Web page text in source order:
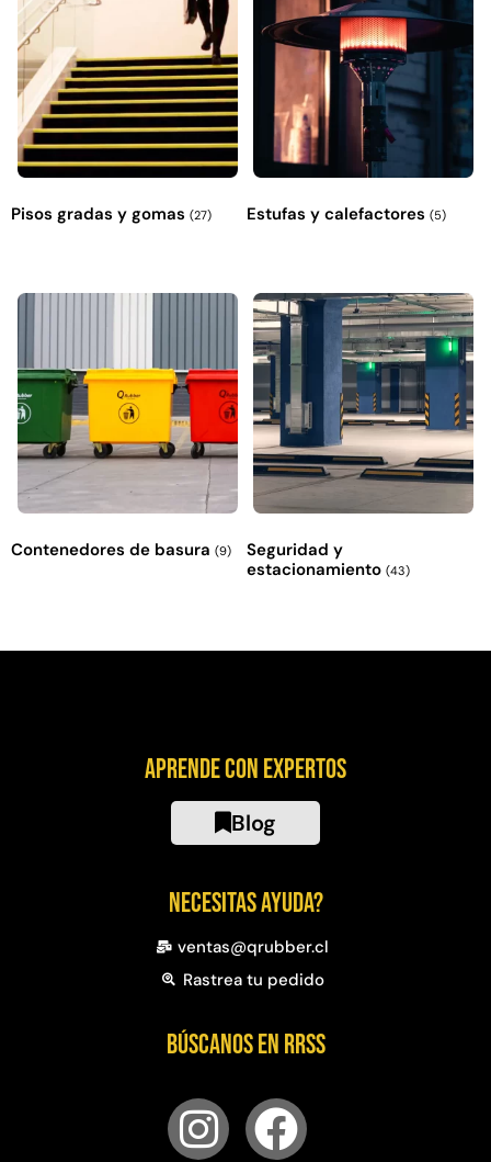
Pisos gradas y gomas (27) Estufas y calefactores (5)
Contenedores de basura (9)
Seguridad y
estacionamiento (43)
Aprende con expertos
Blog
Necesitas ayuda?
ventas@qrubber.cl
Rastrea tu pedido
Búscanos en RRSS